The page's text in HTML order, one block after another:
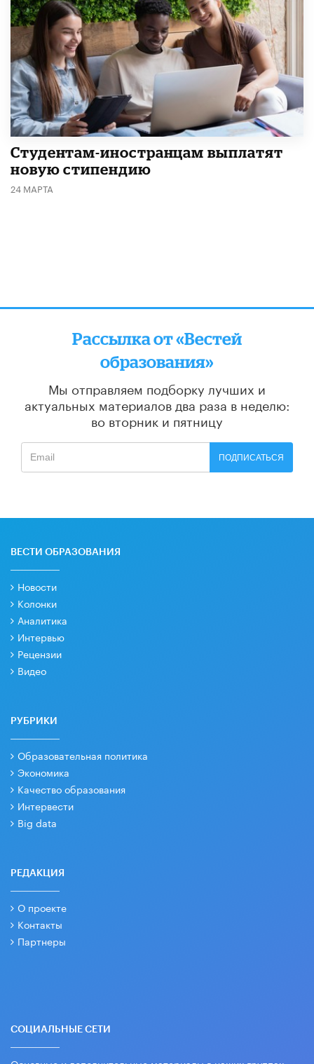
Студентам-иностранцам выплатят
новую стипендию
24 МАРТА
Рассылка от «Вестей
образования»
Мы отправляем подборку лучших и
актуальных материалов два раза в неделю:
во вторник и пятницу
ПОДПИСАТЬСЯ
ВЕСТИ ОБРАЗОВАНИЯ
Новости
Колонки
Аналитика
Интервью
Рецензии
Видео
РУБРИКИ
Образовательная политика
Экономика
Качество образования
Интервести
Big data
РЕДАКЦИЯ
О проекте
Контакты
Партнеры
СОЦИАЛЬНЫЕ СЕТИ